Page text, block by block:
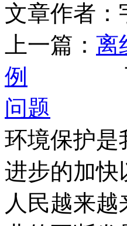
文章作者
上一篇： 离
例
下
问题
环境保护是
进步的加快
人民越来